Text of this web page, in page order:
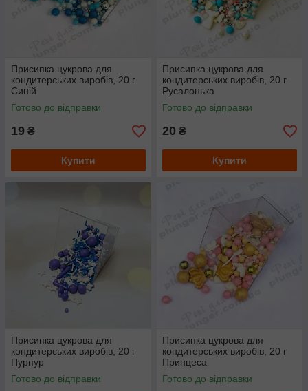
Присипка цукрова для
кондитерських виробів, 20 г
Синій
Готово до відправки
19 ₴
Купити
Присипка цукрова для
кондитерських виробів, 20 г
Русалонька
Готово до відправки
20 ₴
Купити
Присипка цукрова для
кондитерських виробів, 20 г
Пурпур
Готово до відправки
Присипка цукрова для
кондитерських виробів, 20 г
Принцеса
Готово до відправки